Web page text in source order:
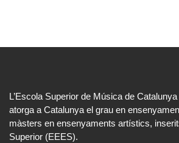
L’Escola Superior de Música de
atorga a Catalunya el grau en
màsters en ensenyaments artístics,
Superior (EEES).